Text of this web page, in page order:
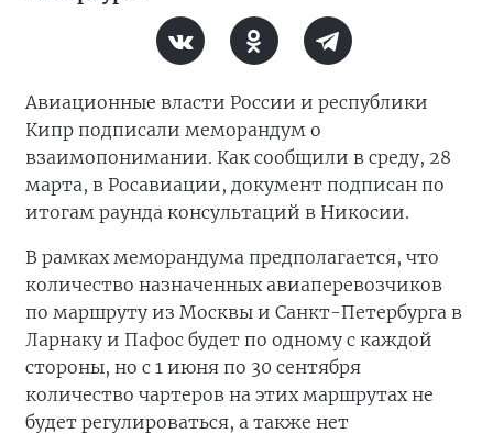
Авиационные власти России и республики
Кипр подписали меморандум о
взаимопонимании. Как сообщили в среду, 28
марта, в Росавиации, документ подписан по
итогам раунда консультаций в Никосии.
В рамках меморандума предполагается, что
количество назначенных авиаперевозчиков
по маршруту из Москвы и Санкт-Петербурга в
Ларнаку и Пафос будет по одному с каждой
стороны, но с 1 июня по 30 сентября
количество чартеров на этих маршрутах не
будет регулироваться, а также нет